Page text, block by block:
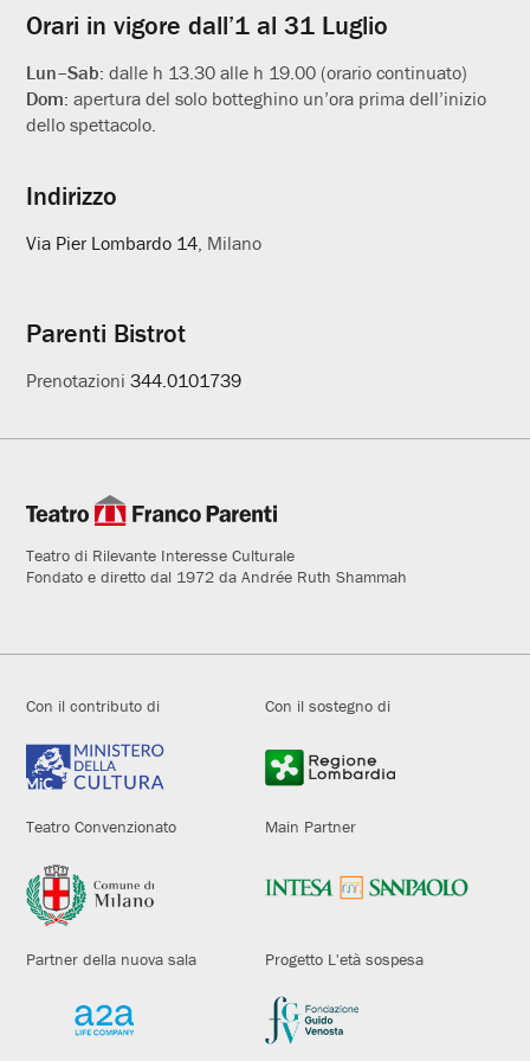
Orari in vigore dall’1 al 31 Luglio
Lun–Sab:dalle h 13.30 alle h 19.00 (orario continuato)
Dom:apertura del solo botteghino un’ora prima dell’inizio
dello spettacolo.
Indirizzo
Via Pier Lombardo 14, Milano
Parenti Bistrot
Prenotazioni344.0101739
Teatro di Rilevante Interesse Culturale
Fondato e diretto dal 1972 da Andrée Ruth Shammah
Con il contributo di Con il sostegno di
Teatro Convenzionato Main Partner
Partner della nuova sala Progetto L'età sospesa